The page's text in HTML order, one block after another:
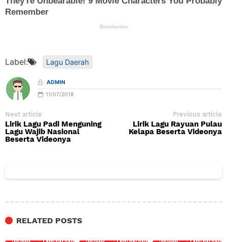
Label: Lagu Daerah
ADMIN
11/07/2018
Next article
Lirik Lagu Padi Menguning
Lagu Wajib Nasional
Beserta Videonya
Previous article
Lirik Lagu Rayuan Pulau
Kelapa Beserta Videonya
RELATED POSTS